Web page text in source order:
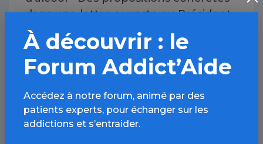
dans une lettre ouverte au Président
de la République
19 JUIN 2021
Alcool / Article
À découvrir : le
Forum Addict’Aide
Accédez à notre forum, animé par des
patients experts, pour échanger sur les
addictions et s’entraider.